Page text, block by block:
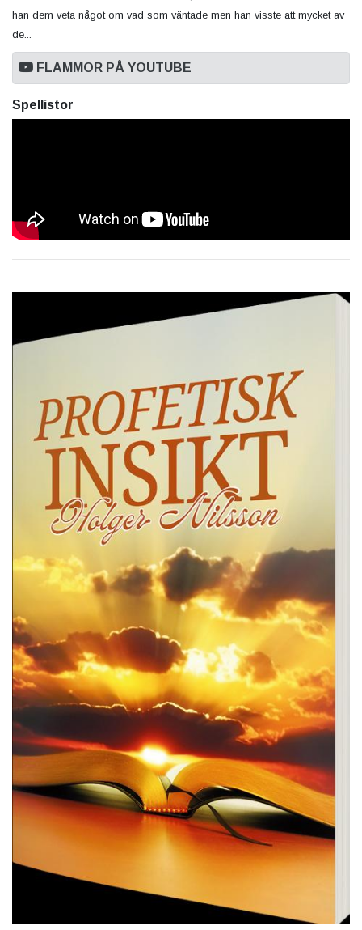
han dem veta något om vad som väntade men han visste att mycket av
de...
FLAMMOR PÅ YOUTUBE
Spellistor